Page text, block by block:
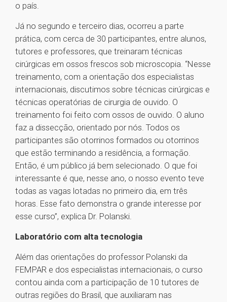
o país.
Já no segundo e terceiro dias, ocorreu a parte
prática, com cerca de 30 participantes, entre alunos,
tutores e professores, que treinaram técnicas
cirúrgicas em ossos frescos sob microscopia. “Nesse
treinamento, com a orientação dos especialistas
internacionais, discutimos sobre técnicas cirúrgicas e
técnicas operatórias de cirurgia de ouvido. O
treinamento foi feito com ossos de ouvido. O aluno
faz a dissecção, orientado por nós. Todos os
participantes são otorrinos formados ou otorrinos
que estão terminando a residência, a formação.
Então, é um público já bem selecionado. O que foi
interessante é que, nesse ano, o nosso evento teve
todas as vagas lotadas no primeiro dia, em três
horas. Esse fato demonstra o grande interesse por
esse curso”, explica Dr. Polanski.
Laboratório com alta tecnologia
Além das orientações do professor Polanski da
FEMPAR e dos especialistas internacionais, o curso
contou ainda com a participação de 10 tutores de
outras regiões do Brasil, que auxiliaram nas